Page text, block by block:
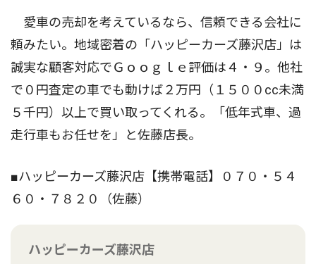
愛車の売却を考えているなら、信頼できる会社に
頼みたい。地域密着の「ハッピーカーズ藤沢店」は
誠実な顧客対応でＧｏｏｇｌｅ評価は４・９。他社
で０円査定の車でも動けば２万円（１５００cc未満
５千円）以上で買い取ってくれる。「低年式車、過
走行車もお任せを」と佐藤店長。
■ハッピーカーズ藤沢店【携帯電話】０７０・５４
６０・７８２０（佐藤）
ハッピーカーズ藤沢店